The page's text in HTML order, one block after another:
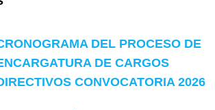
DEL PROCESO DE
DE CARGOS
CONVOCATORIA 2026